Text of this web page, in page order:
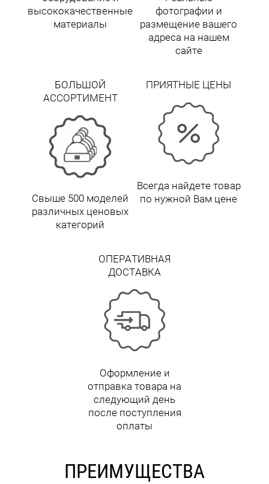
высококачественные
материалы
фотографии и
размещение вашего
адреса на нашем
сайте
БОЛЬШОЙ
АССОРТИМЕНТ
Свыше 500 моделей
различных ценовых
категорий
ПРИЯТНЫЕ ЦЕНЫ
Всегда найдете товар
по нужной Вам цене
ОПЕРАТИВНАЯ
ДОСТАВКА
Оформление и
отправка товара на
следующий день
после поступления
оплаты
ПРЕИМУЩЕСТВА